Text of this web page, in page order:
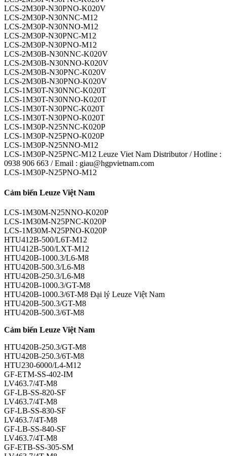
LCS-2M30P-N30PNO-K020V
LCS-2M30P-N30NNC-M12
LCS-2M30P-N30NNO-M12
LCS-2M30P-N30PNC-M12
LCS-2M30P-N30PNO-M12
LCS-2M30B-N30NNC-K020V
LCS-2M30B-N30NNO-K020V
LCS-2M30B-N30PNC-K020V
LCS-2M30B-N30PNO-K020V
LCS-1M30T-N30NNC-K020T
LCS-1M30T-N30NNO-K020T
LCS-1M30T-N30PNC-K020T
LCS-1M30T-N30PNO-K020T
LCS-1M30P-N25NNC-K020P
LCS-1M30P-N25PNO-K020P
LCS-1M30P-N25NNO-M12
LCS-1M30P-N25PNC-M12 Leuze Viet Nam Distributor / Hotline :
0938 906 663 / Email : giau@hgpvietnam.com
LCS-1M30P-N25PNO-M12
Cảm biến Leuze Việt Nam
LCS-1M30M-N25NNO-K020P
LCS-1M30M-N25PNC-K020P
LCS-1M30M-N25PNO-K020P
HTU412B-500/L6T-M12
HTU412B-500/LXT-M12
HTU420B-1000.3/L6-M8
HTU420B-500.3/L6-M8
HTU420B-250.3/L6-M8
HTU420B-1000.3/GT-M8
HTU420B-1000.3/6T-M8 Đại lý Leuze Việt Nam
HTU420B-500.3/GT-M8
HTU420B-500.3/6T-M8
Cảm biến Leuze Việt Nam
HTU420B-250.3/GT-M8
HTU420B-250.3/6T-M8
HTU230-6000/L4-M12
GF-ETM-SS-402-IM
LV463.7/4T-M8
GF-LB-SS-820-SF
LV463.7/4T-M8
GF-LB-SS-830-SF
LV463.7/4T-M8
GF-LB-SS-840-SF
LV463.7/4T-M8
GF-ETB-SS-305-SM